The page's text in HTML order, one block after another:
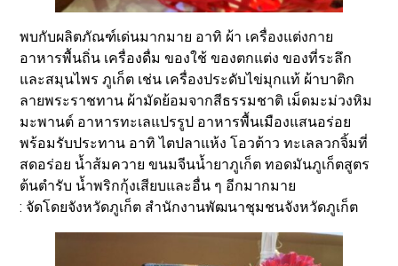
พบกับผลิตภัณฑ์เด่นมากมาย อาทิ ผ้า เครื่องแต่งกาย
อาหารพื้นถิ่น เครื่องดื่ม ของใช้ ของตกแต่ง ของที่ระลึก
และสมุนไพร ภูเก็ต เช่น เครื่องประดับไข่มุกแท้ ผ้าบาติก
ลายพระราชทาน ผ้ามัดย้อมจากสีธรรมชาติ เม็ดมะม่วงหิม
มะพานต์ อาหารทะเลแปรรูป อาหารพื้นเมืองแสนอร่อย
พร้อมรับประทาน อาทิ ไตปลาแห้ง โอวต้าว ทะเลลวกจิ้มที่
สดอร่อย น้ำส้มควาย ขนมจีนน้ำยาภูเก็ต ทอดมันภูเก็ตสูตร
ต้นตำรับ น้ำพริกกุ้งเสียบและอื่น ๆ อีกมากมาย
: จัดโดยจังหวัดภูเก็ต สำนักงานพัฒนาชุมชนจังหวัดภูเก็ต